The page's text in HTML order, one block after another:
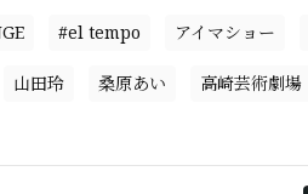
#el tempo アイマショー
山田玲 桑原あい 高崎芸術劇場